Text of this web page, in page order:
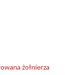
żołnierza